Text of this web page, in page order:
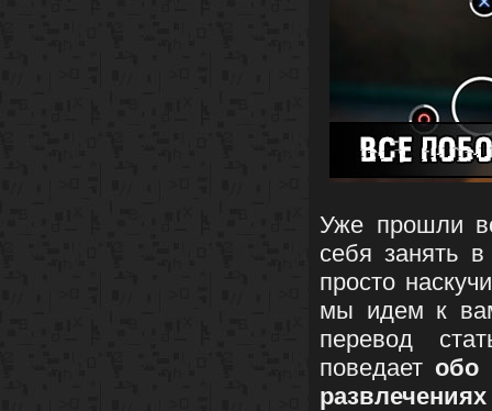
Уже прошли
себя занять
просто
мы идем к
перевод
поведает обо